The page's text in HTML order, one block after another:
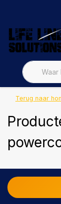
Terug naar